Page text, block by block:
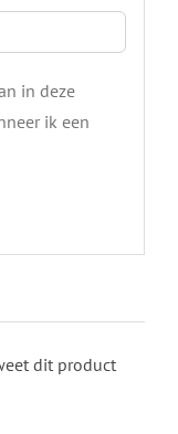
in deze
ik een
dit product